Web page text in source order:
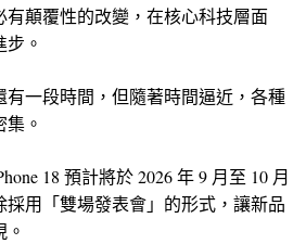
有顛覆性的改變，在核心科技層面
。
有一段時間，但隨著時間逼近，各種
。
18 預計將於 2026 年 9 月至 10 月
採用「雙場發表會」的形式，讓新品